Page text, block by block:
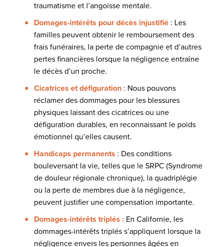
traumatisme et l’angoisse mentale.
Domages-intérêts pour décès injustifié : Les
familles peuvent obtenir le remboursement des
frais funéraires, la perte de compagnie et d’autres
pertes financières lorsque la négligence entraîne
le décès d’un proche.
Cicatrices et défiguration : Nous pouvons
réclamer des dommages pour les blessures
physiques laissant des cicatrices ou une
défiguration durables, en reconnaissant le poids
émotionnel qu’elles causent.
Handicaps permanents : Des conditions
bouleversant la vie, telles que le SRPC (Syndrome
de douleur régionale chronique), la quadriplégie
ou la perte de membres due à la négligence,
peuvent justifier une compensation importante.
Domages-intérêts triplés : En Californie, les
dommages-intérêts triplés s’appliquent lorsque la
négligence envers les personnes âgées en